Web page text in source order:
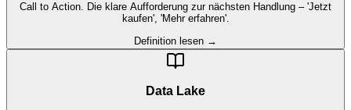
Call to Action. Die klare Aufforderung zur nächsten Handlung – 'Jetzt
kaufen', 'Mehr erfahren'.
Definition lesen →
Data Lake